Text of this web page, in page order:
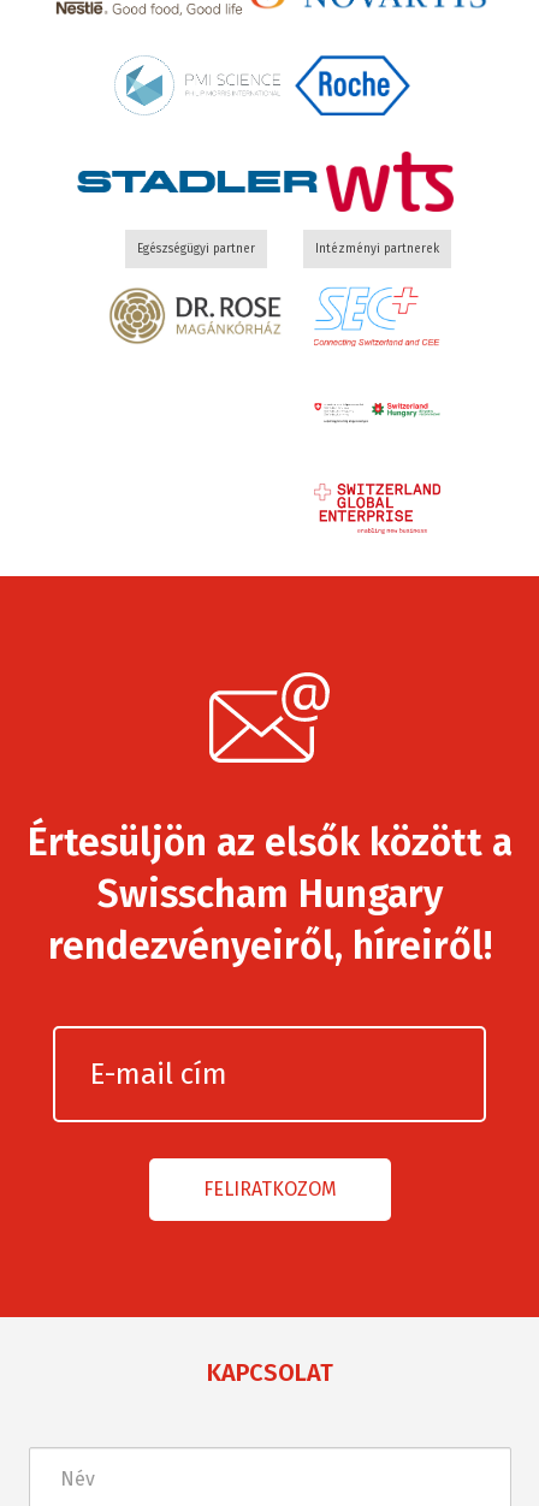
Egészségügyi partner Intézményi partnerek
Értesüljön az elsők között a
Swisscham Hungary
rendezvényeiről, híreiről!
KAPCSOLAT